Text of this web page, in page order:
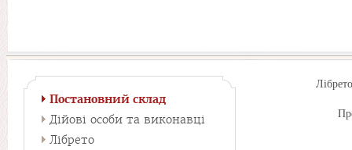
Постановний склад
Дійові особи та виконавці
Лібрето